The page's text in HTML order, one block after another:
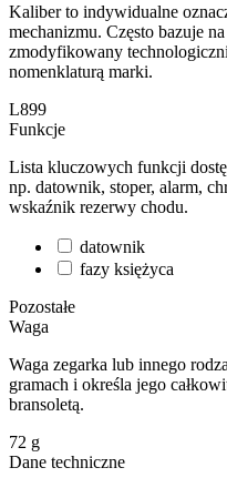
Kaliber to indywidualne
mechanizmu. Często bazuje
zmodyfikowany
nomenklaturą marki.
L899
Funkcje
Lista kluczowych funkcji
np. datownik, stoper, alarm,
wskaźnik rezerwy chodu.
datownik
fazy księżyca
Pozostałe
Waga
Waga zegarka lub innego
gramach i określa jego
bransoletą.
72 g
Dane techniczne